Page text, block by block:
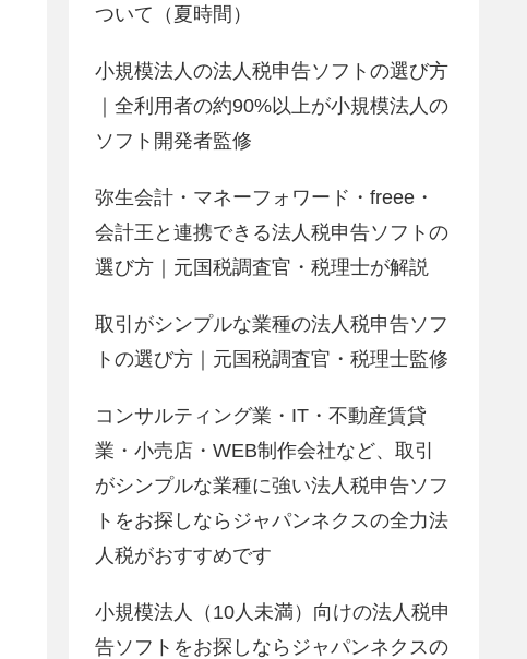
ついて（夏時間）
小規模法人の法人税申告ソフトの選び方
｜全利用者の約90%以上が小規模法人の
ソフト開発者監修
弥生会計・マネーフォワード・freee・
会計王と連携できる法人税申告ソフトの
選び方｜元国税調査官・税理士が解説
取引がシンプルな業種の法人税申告ソフ
トの選び方｜元国税調査官・税理士監修
コンサルティング業・IT・不動産賃貸
業・小売店・WEB制作会社など、取引
がシンプルな業種に強い法人税申告ソフ
トをお探しならジャパンネクスの全力法
人税がおすすめです
小規模法人（10人未満）向けの法人税申
告ソフトをお探しならジャパンネクスの